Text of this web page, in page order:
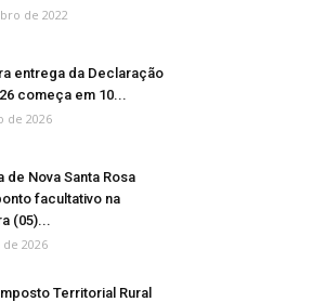
de 2022
entrega da Declaração
começa em 10...
de 2026
de Nova Santa Rosa
facultativo na
(05)...
2026
Territorial Rural